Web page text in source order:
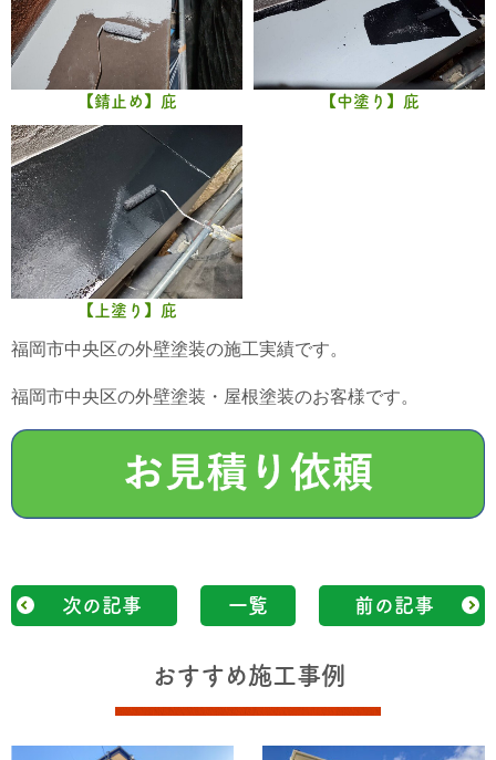
【錆止め】庇 【中塗り】庇
【上塗り】庇
福岡市中央区の外壁塗装の施工実績です。
福岡市中央区の外壁塗装・屋根塗装のお客様です。
次の記事 一覧 前の記事
おすすめ施工事例